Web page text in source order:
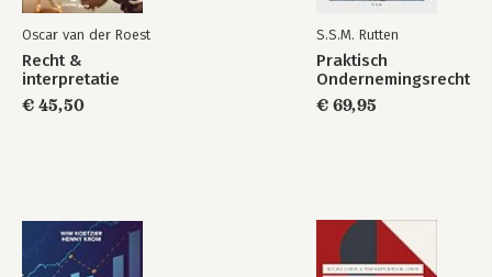
Oscar van der Roest
Recht &
interpretatie
€ 45,50
S.S.M. Rutten
Praktisch
Ondernemingsrecht
€ 69,95